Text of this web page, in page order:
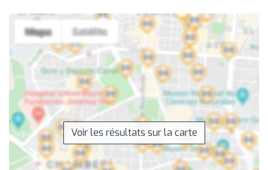
Voir les résultats sur la carte